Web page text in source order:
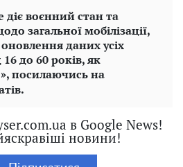
діє воєнний стан та
загальної мобілізації,
оновлення даних усіх
16 до 60 років, як
», посилаючись на
в Google News!
новини!